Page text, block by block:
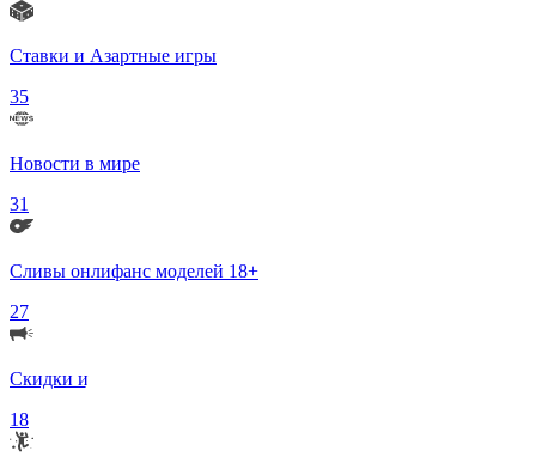
Ставки и Азартные игры
35
Новости в мире
31
Сливы онлифанс моделей 18+
27
Скидки и Акции
18